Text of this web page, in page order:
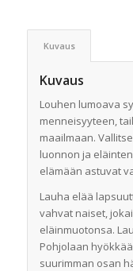
Kuvaus
Kuvaus
Louhen lumoava
menneisyyteen,
maailmaan.
luonnon ja
elämään astuvat
Lauha elää
vahvat naiset,
eläinmuotonsa.
Pohjolaan
suurimman osan